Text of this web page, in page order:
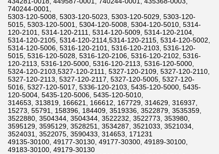
740244-0001,
5303-120-5008, 5303-120-5023, 5303-120-5029, 5303-120-
5015, 5303-120-5001, 5304-120-5008, 5304-120-5010, 5314-
120-2101, 5314-120-2111, 5314-120-5009, 5314-120-2104,
5314-120-2105, 5314-120-2114,5314-120-2115, 5314-120-5002,
5314-120-5006, 5316-120-2101, 5316-120-2103, 5316-120-
5015, 5316-120-5028, 5316-120-2106, 5316-120-2102, 5316-
120-2113, 5316-120-5000, 5316-120-2113, 5316-120-5000,
5324-120-2103,5327-120-2111, 5327-120-2109, 5327-120-2110,
5327-120-2113, 5327-120-2117, 5327-120-5005, 5327-120-
5016, 5327-120-5017, 5336-120-2103, 5435-120-5000, 5435-
120-5004, 5435-120-5006, 5435-120-5010,
314653, 313819, 166621, 166612, 167729, 314629, 316937,
15273, 55791, 158396, 184409, 3519336, 3522879, 3535359,
3522880, 3504344, 3504344, 3522232, 3522773, 353980,
3595129, 3595129, 3528251, 3534287, 3521033, 3521034,
3524031, 3522075, 3590433, 314653, 171231
49135-30100, 49177-30130, 49177-30300, 49189-30100,
49183-30100, 49179-30130